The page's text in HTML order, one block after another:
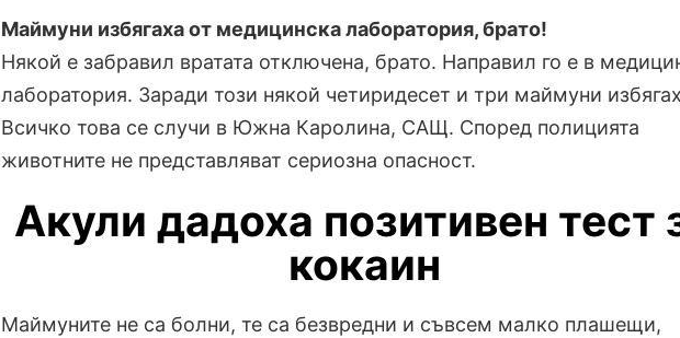
Маймуни избягаха от медицинска лаборатория, брато!
Някой е забравил вратата отключена, брато. Направил го е в
лаборатория. Заради този някой четиридесет и три маймуни
Всичко това се случи в Южна Каролина, САЩ. Според полицията
животните не представляват сериозна опасност.
Акули дадоха позитивен тест
кокаин
Маймуните не са болни, те са безвредни и съвсем малко плашещи,